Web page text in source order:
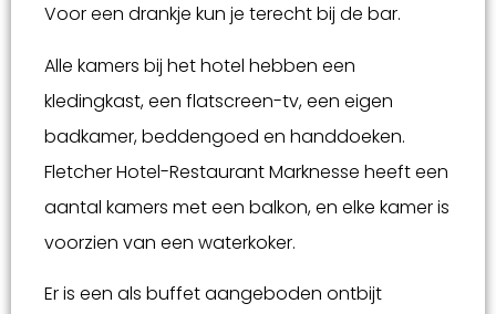
Voor een drankje kun je terecht bij de bar.
Alle kamers bij het hotel hebben een
kledingkast, een flatscreen-tv, een eigen
badkamer, beddengoed en handdoeken.
Fletcher Hotel-Restaurant Marknesse heeft een
aantal kamers met een balkon, en elke kamer is
voorzien van een waterkoker.
Er is een als buffet aangeboden ontbijt